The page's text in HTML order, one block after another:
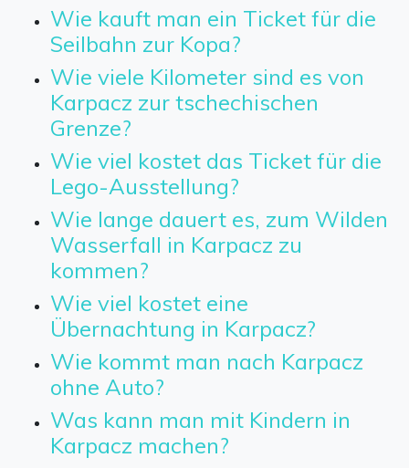
Wie kauft man ein Ticket für die
Seilbahn zur Kopa?
Wie viele Kilometer sind es von
Karpacz zur tschechischen
Grenze?
Wie viel kostet das Ticket für die
Lego-Ausstellung?
Wie lange dauert es, zum Wilden
Wasserfall in Karpacz zu
kommen?
Wie viel kostet eine
Übernachtung in Karpacz?
Wie kommt man nach Karpacz
ohne Auto?
Was kann man mit Kindern in
Karpacz machen?